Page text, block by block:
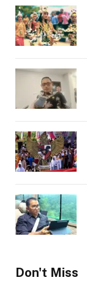
Don't Miss